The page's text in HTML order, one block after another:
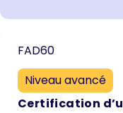
FAD60
Niveau avancé
Certification